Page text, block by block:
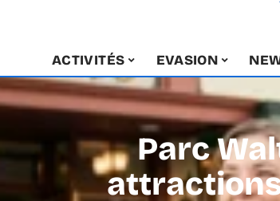
ACTIVITÉS EVASION
Parc